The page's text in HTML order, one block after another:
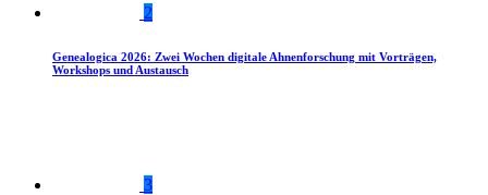
2
Genealogica 2026: Zwei Wochen digitale Ahnenforschung mit Vorträgen,
Workshops und Austausch
3